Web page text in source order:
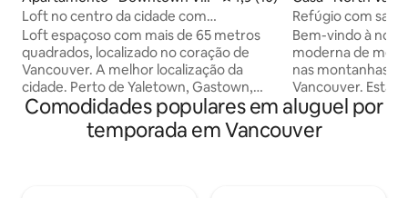
ncouver
Loft no centro da cidade com
estacionamento gratuito e vista da
cidade
Loft espaçoso com mais de 65 metros
quadrados, localizado no coração de
Vancouver. A melhor localização da
cidade. Perto de Yaletown, Gastown,
restaurantes, pubs e shoppings.
Desfrute da vista da cidade de perto do
último andar. Acomoda 4 pessoas, com
Refúgio com
Aceita animais de
Bem-vindo à
moderna de
nas montanhas
Vancouver. Esta
quadrados, 2
oferece uma
tranquilidade e
Comodidades populares em aluguel por
temporada em Vancouver